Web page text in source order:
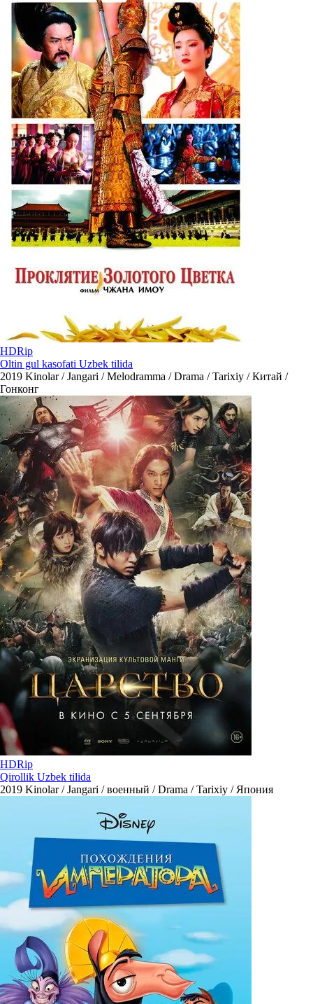
HDRip
Oltin gul kasofati Uzbek tilida
2019 Kinolar / Jangari / Melodramma / Drama / Tarixiy / Китай /
Гонконг
HDRip
Qirollik Uzbek tilida
2019 Kinolar / Jangari / военный / Drama / Tarixiy / Япония